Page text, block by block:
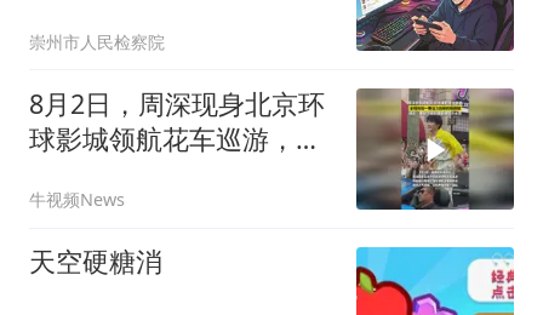
崇州市人民检察院
8月2日，周深现身北京环
球影城领航花车巡游，全
跳糖”
牛视频News
天空硬糖消